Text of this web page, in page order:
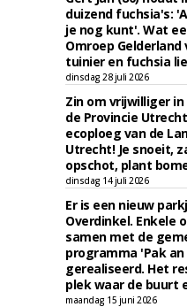
duizend fuchsia's:
je nog kunt'. Wat
Omroep
tuinier en fuchsia
dinsdag 28 juli 2026
Zin om vrijwilliger
de Provincie
ecoploeg van de
Utrecht! Je snoeit,
opschot, plant
dinsdag 14 juli 2026
Er is een nieuw
Overdinkel. Enkele
samen met de
programma 'Pak
gerealiseerd. Het
plek waar de buurt
maandag 15 juni 2026